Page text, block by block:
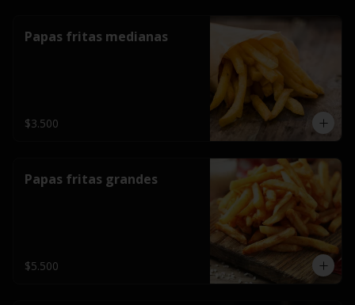
Papas fritas medianas
$3.500
Papas fritas grandes
$5.500